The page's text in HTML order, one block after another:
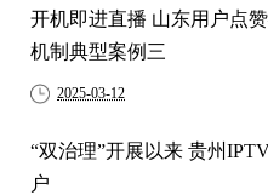
开机即进直播 山东用户点
机制典型案例三
2025-03-12
“双治理”开展以来 贵州
户